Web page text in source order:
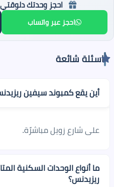
احجز وحدتك
احجز عبر واتساب
اسئلة شائعة
أين يقع كمبوند سيفين
على شارع زويل مباشرًة.
ما أنواع الوحدات السكنية
ريزيدنس؟